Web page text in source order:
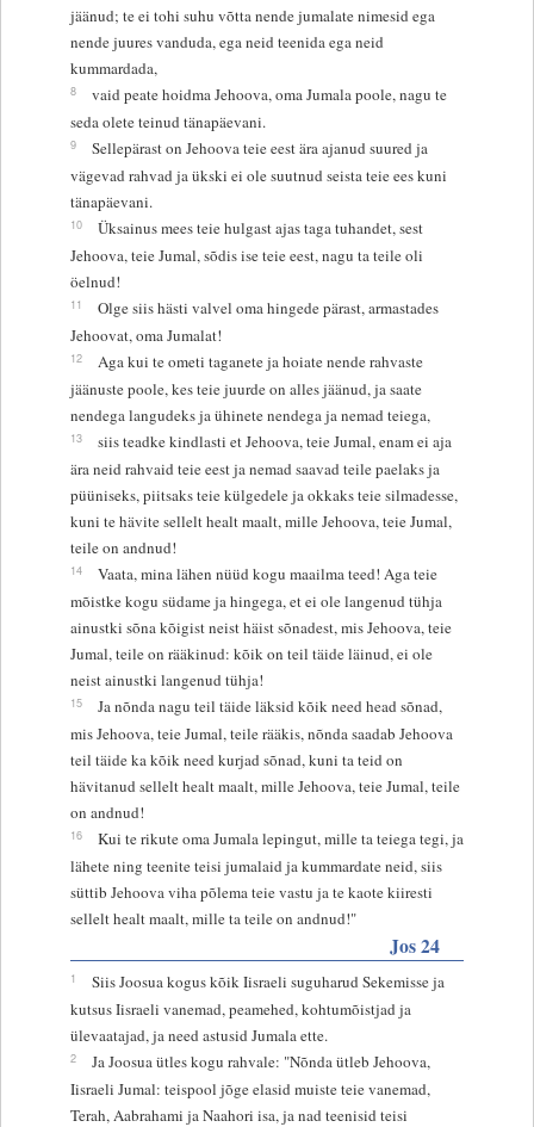
jäänud; te ei tohi suhu võtta nende jumalate nimesid ega
nende juures vanduda, ega neid teenida ega neid
kummardada,
8
vaid peate hoidma Jehoova, oma Jumala poole, nagu te
seda olete teinud tänapäevani.
9
Sellepärast on Jehoova teie eest ära ajanud suured ja
vägevad rahvad ja ükski ei ole suutnud seista teie ees kuni
tänapäevani.
10
Üksainus mees teie hulgast ajas taga tuhandet, sest
Jehoova, teie Jumal, sõdis ise teie eest, nagu ta teile oli
öelnud!
11
Olge siis hästi valvel oma hingede pärast, armastades
Jehoovat, oma Jumalat!
12
Aga kui te ometi taganete ja hoiate nende rahvaste
jäänuste poole, kes teie juurde on alles jäänud, ja saate
nendega langudeks ja ühinete nendega ja nemad teiega,
13
siis teadke kindlasti et Jehoova, teie Jumal, enam ei aja
ära neid rahvaid teie eest ja nemad saavad teile paelaks ja
püüniseks, piitsaks teie külgedele ja okkaks teie silmadesse,
kuni te hävite sellelt healt maalt, mille Jehoova, teie Jumal,
teile on andnud!
14
Vaata, mina lähen nüüd kogu maailma teed! Aga teie
mõistke kogu südame ja hingega, et ei ole langenud tühja
ainustki sõna kõigist neist häist sõnadest, mis Jehoova, teie
Jumal, teile on rääkinud: kõik on teil täide läinud, ei ole
neist ainustki langenud tühja!
15
Ja nõnda nagu teil täide läksid kõik need head sõnad,
mis Jehoova, teie Jumal, teile rääkis, nõnda saadab Jehoova
teil täide ka kõik need kurjad sõnad, kuni ta teid on
hävitanud sellelt healt maalt, mille Jehoova, teie Jumal, teile
on andnud!
16
Kui te rikute oma Jumala lepingut, mille ta teiega tegi, ja
lähete ning teenite teisi jumalaid ja kummardate neid, siis
süttib Jehoova viha põlema teie vastu ja te kaote kiiresti
sellelt healt maalt, mille ta teile on andnud!"
Jos 24
1
Siis Joosua kogus kõik Iisraeli suguharud Sekemisse ja
kutsus Iisraeli vanemad, peamehed, kohtumõistjad ja
ülevaatajad, ja need astusid Jumala ette.
2
Ja Joosua ütles kogu rahvale: "Nõnda ütleb Jehoova,
Iisraeli Jumal: teispool jõge elasid muiste teie vanemad,
Terah, Aabrahami ja Naahori isa, ja nad teenisid teisi